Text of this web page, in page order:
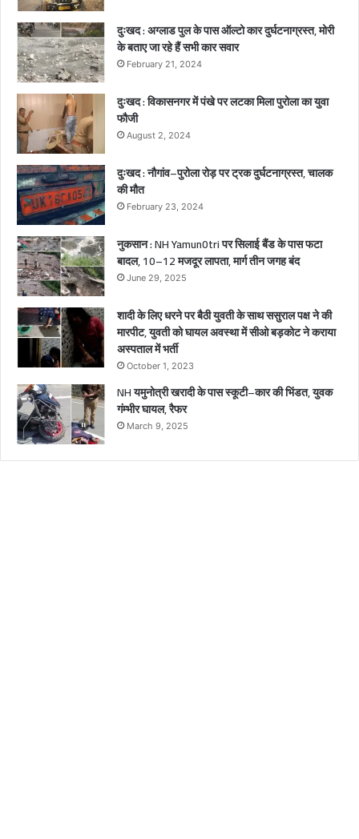
ना
क
मौ
त
,
2
ब
र
घा
य
ल
दुःखद : अग्लाड पुल के पास ऑल्टो कार दुर्घटनाग्रस्त, मोरी
के बताए जा रहे हैं सभी कार सवार
February 21, 2024
दुःखद : विकासनगर में पंखे पर लटका मिला पुरोला का युवा
फौजी
August 2, 2024
दुःखद : नौगांव–पुरोला रोड़ पर ट्रक दुर्घटनाग्रस्त, चालक
की मौत
February 23, 2024
नुकसान : NH Yamun0tri पर सिलाई बैंड के पास फटा
बादल, 10–12 मजदूर लापता, मार्ग तीन जगह बंद
June 29, 2025
शादी के लिए धरने पर बैठी युवती के साथ ससुराल पक्ष ने की
मारपीट, युवती को घायल अवस्था में सीओ बड़कोट ने कराया
अस्पताल में भर्ती
October 1, 2023
NH यमुनोत्री खरादी के पास स्कूटी–कार की भिंडत, युवक
गंम्भीर घायल, रैफर
March 9, 2025